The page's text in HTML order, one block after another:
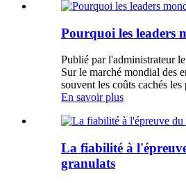
Pourquoi les leaders
Publié par l'administrateur
Sur le marché mondial des
souvent les coûts cachés
En savoir plus
La fiabilité à
granulats